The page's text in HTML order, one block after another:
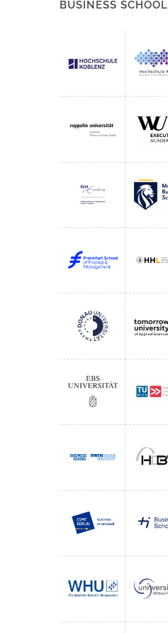
BUSINESS SCHOOL